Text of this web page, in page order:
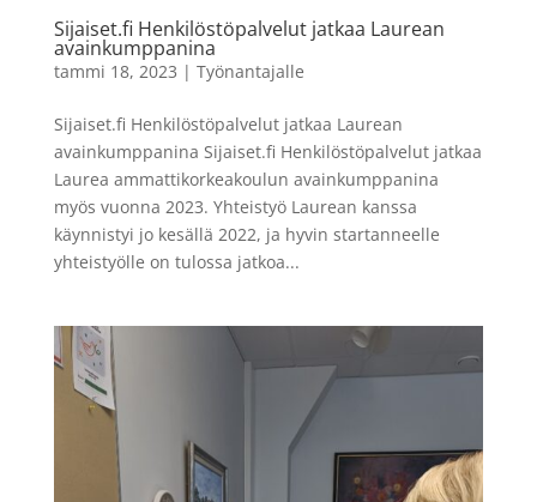
Sijaiset.fi Henkilöstöpalvelut jatkaa Laurean
avainkumppanina
tammi 18, 2023 | Työnantajalle
Sijaiset.fi Henkilöstöpalvelut jatkaa Laurean
avainkumppanina Sijaiset.fi Henkilöstöpalvelut jatkaa
Laurea ammattikorkeakoulun avainkumppanina
myös vuonna 2023. Yhteistyö Laurean kanssa
käynnistyi jo kesällä 2022, ja hyvin startanneelle
yhteistyölle on tulossa jatkoa...